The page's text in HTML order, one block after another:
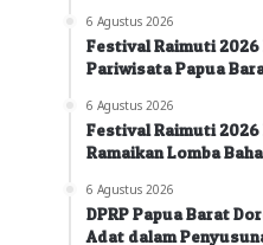
6 Agustus 2026
Festival Raimuti
Pariwisata Papua
6 Agustus 2026
Festival Raimuti 2026
Ramaikan Lomba
6 Agustus 2026
DPRP Papua Barat
Adat dalam